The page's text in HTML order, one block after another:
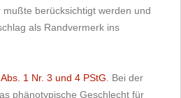
mußte berücksichtigt werden und
als Randvermerk ins
1 Nr. 3 und 4 PStG . Bei der
phänotypische Geschlecht für